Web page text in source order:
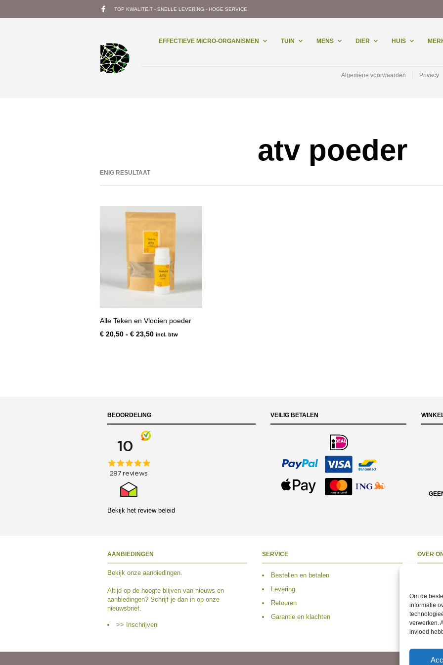
Om de
informatie
verwerken.
invloed
TOP KWALITEIT - SNELLE LEVERING - HOGE SERVICE
EFFECTIEVE MICRO-ORGANISMEN TUIN MENS DIER HUIS
Algemene voorwaarden Privacy
atv poeder
ENIG RESULTAAT
Alle Teken en Vlooien poeder
€ 20,50 - € 23,50Prijsklasse:
incl. btw
BEOORDELING
Bekijk het review beleid
VEILIG BETALEN
AANBIEDINGEN
Bekijk onze aanbiedingen.
Altijd op de hoogte blijven van nieuws en
aanbiedingen? Schrijf je dan in op onze
nieuwsbrief.
>> Inschrijven
SERVICE
Bestellen en betalen
Levering
Retouren
Garantie en klachten
OVER
Volg